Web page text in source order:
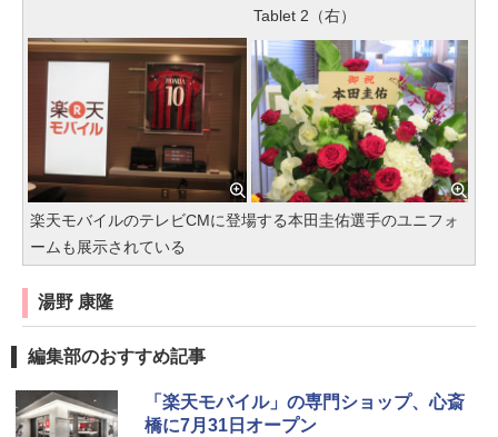
Tablet 2（右）
楽天モバイルのテレビCMに登場する本田圭佑選手のユニフォ
ームも展示されている
湯野 康隆
編集部のおすすめ記事
「楽天モバイル」の専門ショップ、心斎
橋に7月31日オープン